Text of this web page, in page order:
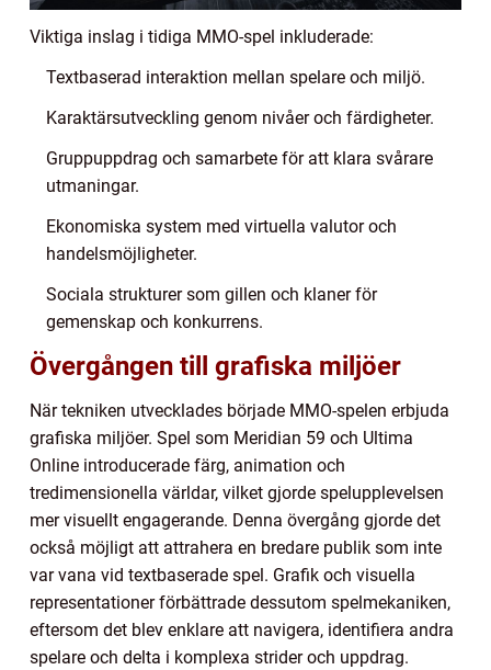
Viktiga inslag i tidiga MMO-spel inkluderade:
Textbaserad interaktion mellan spelare och miljö.
Karaktärsutveckling genom nivåer och färdigheter.
Gruppuppdrag och samarbete för att klara svårare
utmaningar.
Ekonomiska system med virtuella valutor och
handelsmöjligheter.
Sociala strukturer som gillen och klaner för
gemenskap och konkurrens.
Övergången till grafiska miljöer
När tekniken utvecklades började MMO-spelen erbjuda
grafiska miljöer. Spel som Meridian 59 och Ultima
Online introducerade färg, animation och
tredimensionella världar, vilket gjorde spelupplevelsen
mer visuellt engagerande. Denna övergång gjorde det
också möjligt att attrahera en bredare publik som inte
var vana vid textbaserade spel. Grafik och visuella
representationer förbättrade dessutom spelmekaniken,
eftersom det blev enklare att navigera, identifiera andra
spelare och delta i komplexa strider och uppdrag.